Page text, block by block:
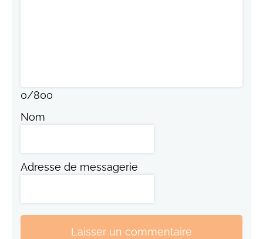
0/800
Nom
Adresse de messagerie
Laisser un commentaire